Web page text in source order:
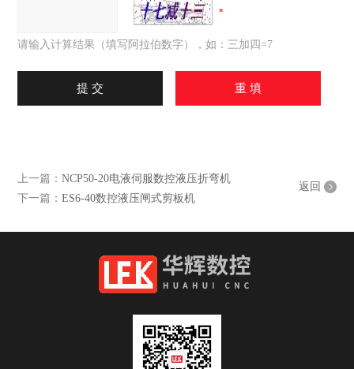
请输入计算结果（填写阿拉伯数字），如：三加四=7
上一篇：NCP50-20电液伺服数控液压折弯机
下一篇：ES6-40数控液压闸式剪板机
返回